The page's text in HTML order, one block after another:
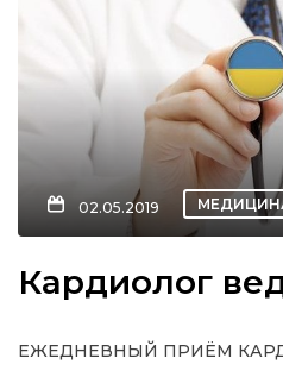
евакуації
новини
02.05.2019
Кардиолог
ЕЖЕДНЕВНЫЙ ПРИЁМ